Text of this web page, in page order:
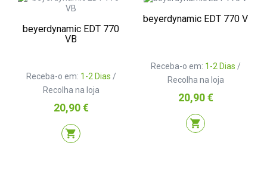
beyerdynamic EDT 770
VB
Receba-o em: 1-2 Dias /
Recolha na loja
Preço
20,90 €
shopping_cart
beyerdynamic EDT 770 V
Receba-o em: 1-2 Dias /
Recolha na loja
Preço
20,90 €
shopping_cart